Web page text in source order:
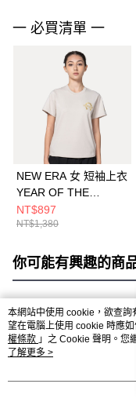
一 必買清單 一
NEW ERA 女 短袖上衣
YEAR OF THE
HORSE NEW ERA 石
灰 NE14701122
NT$897
NT$1,380
你可能有興趣的商
熱門標籤
本網站中使用 cookie，欲查詢
望在電腦上使用 cookie 時應
權條款 」之 Cookie 聲明。您
用條款之 Cookie 聲明使用
了解更多 >